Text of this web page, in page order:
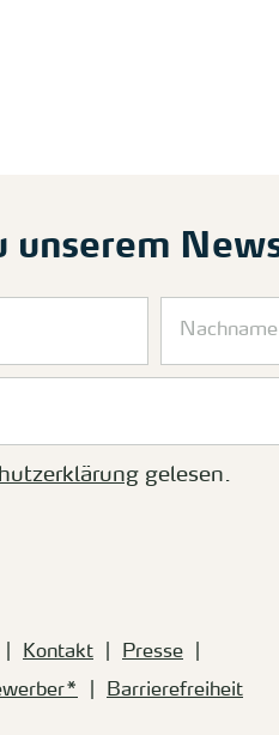
unserem
gelesen.
Kontakt
Presse
Barrierefreiheit